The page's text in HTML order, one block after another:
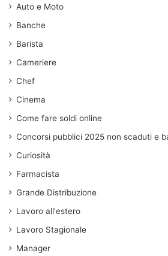
Auto e Moto
Banche
Barista
Cameriere
Chef
Cinema
Come fare soldi online
Concorsi pubblici 2025 non scaduti e
Curiosità
Farmacista
Grande Distribuzione
Lavoro all'estero
Lavoro Stagionale
Manager